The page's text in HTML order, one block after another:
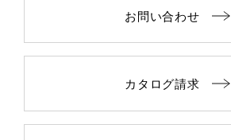
お問い合わせ
カタログ請求